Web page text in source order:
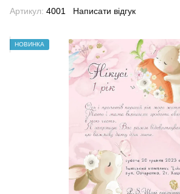
Артикул: 4001 Написати відгук
НОВИНКА